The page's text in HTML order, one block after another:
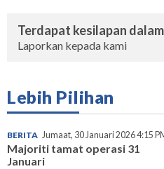
Terdapat kesilapan
Laporkan kepada kami
Lebih Pilihan
BERITA Jumaat, 30 Januari 2026 4:15
Majoriti tamat operasi 31
Januari